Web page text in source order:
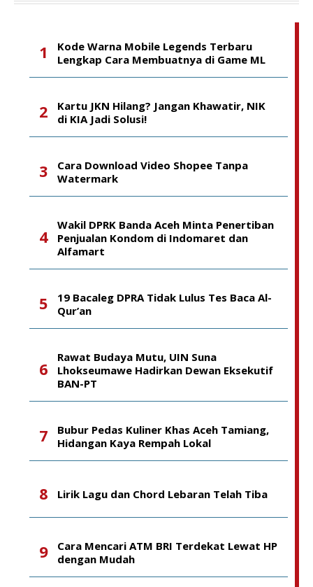
Kode Warna Mobile Legends Terbaru
Lengkap Cara Membuatnya di Game ML
Kartu JKN Hilang? Jangan Khawatir, NIK
di KIA Jadi Solusi!
Cara Download Video Shopee Tanpa
Watermark
Wakil DPRK Banda Aceh Minta Penertiban
Penjualan Kondom di Indomaret dan
Alfamart
19 Bacaleg DPRA Tidak Lulus Tes Baca Al-
Qur’an
Rawat Budaya Mutu, UIN Suna
Lhokseumawe Hadirkan Dewan Eksekutif
BAN-PT
Bubur Pedas Kuliner Khas Aceh Tamiang,
Hidangan Kaya Rempah Lokal
Lirik Lagu dan Chord Lebaran Telah Tiba
Cara Mencari ATM BRI Terdekat Lewat HP
dengan Mudah